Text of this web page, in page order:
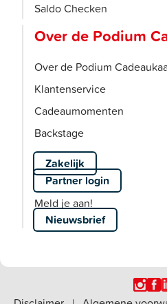
Saldo Checken
Over de Podium
Over de Podium
Klantenservice
Cadeaumomenten
Backstage
Zakelijk
Partner login
Meld je aan!
Nieuwsbrief